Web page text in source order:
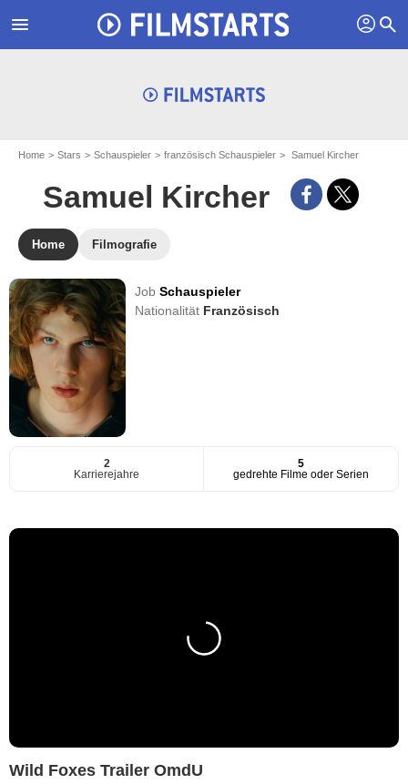
menu profil search
Home Stars Schauspieler französisch Schauspieler Samuel Kircher
Samuel Kircher
Home Filmografie
JobSchauspieler
Nationalität Französisch
2
Karrierejahre
5
gedrehte Filme oder Serien
Wild Foxes Trailer OmdU